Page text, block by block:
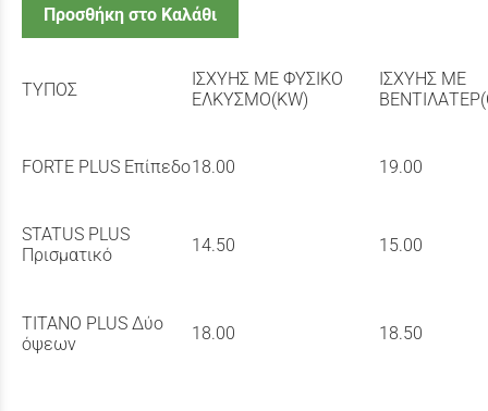
Προσθήκη στο Καλάθι
ΤΥΠΟΣ
ΙΣΧΥΗΣ ΜΕ ΦΥΣΙΚΟ
ΕΛΚΥΣΜΟ(KW)
ΙΣΧΥΗΣ ΜΕ
FORTE PLUS Επίπεδο18.00 19.00
STATUS PLUS
Πρισματικό
14.50 15.00
TITANO PLUS Δύο
όψεων
18.00 18.50